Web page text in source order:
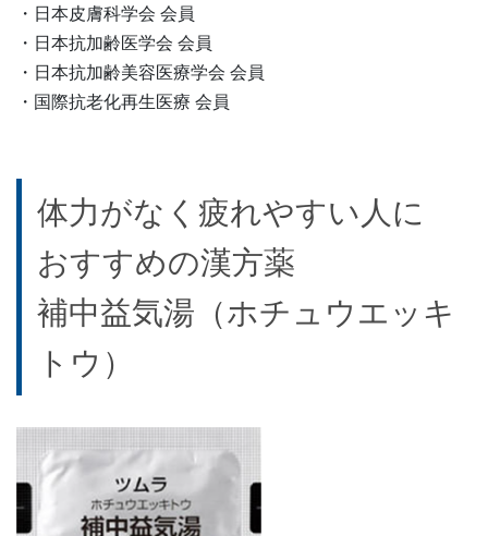
・日本皮膚科学会 会員
・日本抗加齢医学会 会員
・日本抗加齢美容医療学会 会員
・国際抗老化再生医療 会員
体力がなく疲れやすい人に
おすすめの漢方薬
補中益気湯（ホチュウエッキ
トウ）